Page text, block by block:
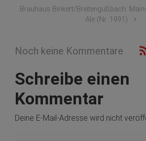
Brauhaus Binkert/Breitengüßbach:
Ale (Nr. 1991)
Noch keine Kommentare
Schreibe einen
Kommentar
Deine E-Mail-Adresse wird nicht